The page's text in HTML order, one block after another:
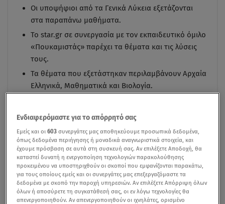
Οι υποψήφιοι από τα Γενικά Λύκεια εξετάζονται
στα παραπάνω μαθήματα.
Το star.gr σε συνεργασία με τον εκπαιδευτικό όμιλο
«Πουκαμιστάς» παρέχει τα θέματα και τις λύσεις
τους.
Τα θέματα που εξετάστηκαν περιλαμβάνουν Αρχαία
Ελληνικά, Μαθηματικά και Βιολογία.
Ενδιαφερόμαστε για το απόρρητό σας
Εμείς και οι603 συνεργάτες μας αποθηκεύουμε προσωπικά δεδομένα,
όπως δεδομένα περιήγησης ή μοναδικά αναγνωριστικά στοιχεία, και
έχουμε πρόσβαση σε αυτά στη συσκευή σας. Αν επιλέξετε Αποδοχή, θα
καταστεί δυνατή η ενεργοποίηση τεχνολογιών παρακολούθησης
προκειμένου να υποστηριχθούν οι σκοποί που εμφανίζονται παρακάτω,
για τους οποίους εμείς και οι συνεργάτες μας επεξεργαζόμαστε τα
δεδομένα με σκοπό την παροχή υπηρεσιών. Αν επιλέξετε Απόρριψη όλων
όλων ή αποσύρετε τη συγκατάθεσή σας, οι εν λόγω τεχνολογίες θα
απενεργοποιηθούν. Αν απενεργοποιηθούν οι ιχνηλάτες, ορισμένο